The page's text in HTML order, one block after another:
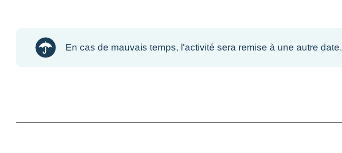
En cas de mauvais temps, l'activité sera remise à une autre date.